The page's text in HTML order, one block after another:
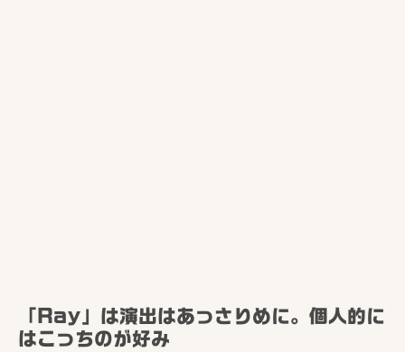
「Ray」は演出はあっさりめに。個人的に
はこっちのが好み